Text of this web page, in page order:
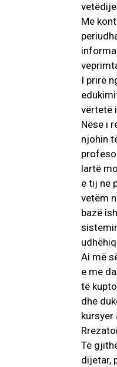
Me
I prirë
vërtetë
Nëse i
njohin
lartë
e tij në
vetëm
bazë
Ai më
e me
të
dhe
kursyer
Të
dijetar,